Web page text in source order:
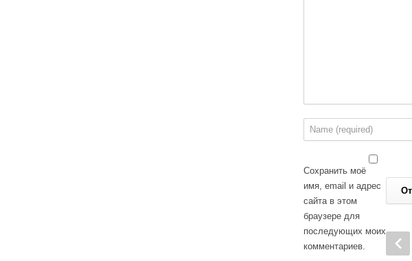
Сохранить моё
имя, email и адрес
сайта в этом
браузере для
последующих моих
комментариев.